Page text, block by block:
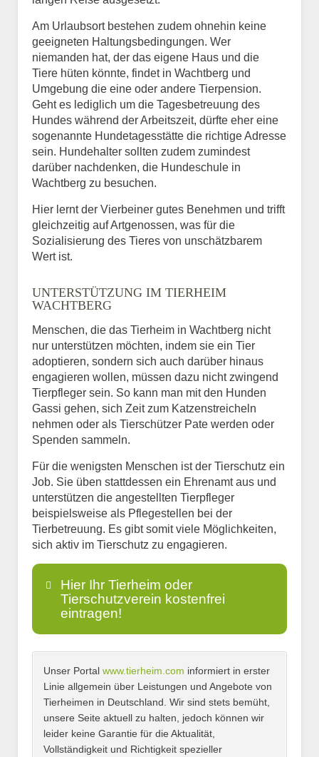
Am Urlaubsort bestehen zudem ohnehin keine
geeigneten Haltungsbedingungen. Wer
niemanden hat, der das eigene Haus und die
Tiere hüten könnte, findet in Wachtberg und
Umgebung die eine oder andere Tierpension.
Geht es lediglich um die Tagesbetreuung des
Hundes während der Arbeitszeit, dürfte eher eine
sogenannte Hundetagesstätte die richtige Adresse
sein. Hundehalter sollten zudem zumindest
darüber nachdenken, die Hundeschule in
Wachtberg zu besuchen.
Hier lernt der Vierbeiner gutes Benehmen und trifft
gleichzeitig auf Artgenossen, was für die
Sozialisierung des Tieres von unschätzbarem
Wert ist.
UNTERSTÜTZUNG IM TIERHEIM
WACHTBERG
Menschen, die das Tierheim in Wachtberg nicht
nur unterstützen möchten, indem sie ein Tier
adoptieren, sondern sich auch darüber hinaus
engagieren wollen, müssen dazu nicht zwingend
Tierpfleger sein. So kann man mit den Hunden
Gassi gehen, sich Zeit zum Katzenstreicheln
nehmen oder als Tierschützer Pate werden oder
Spenden sammeln.
Für die wenigsten Menschen ist der Tierschutz ein
Job. Sie üben stattdessen ein Ehrenamt aus und
unterstützen die angestellten Tierpfleger
beispielsweise als Pflegestellen bei der
Tierbetreuung. Es gibt somit viele Möglichkeiten,
sich aktiv im Tierschutz zu engagieren.
Hier Ihr Tierheim oder
Tierschutzverein kostenfrei
eintragen!
Name*
E-Mail*
Unser Portal www.tierheim.com informiert in erster
Linie allgemein über Leistungen und Angebote von
Tierheimen in Deutschland. Wir sind stets bemüht,
unsere Seite aktuell zu halten, jedoch können wir
leider keine Garantie für die Aktualität,
Vollständigkeit und Richtigkeit spezieller